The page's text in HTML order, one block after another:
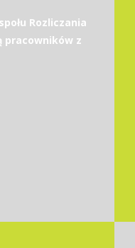
Rozliczania
pracowników z